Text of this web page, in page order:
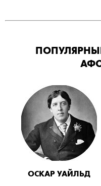
ОСКАР УАЙЛЬД